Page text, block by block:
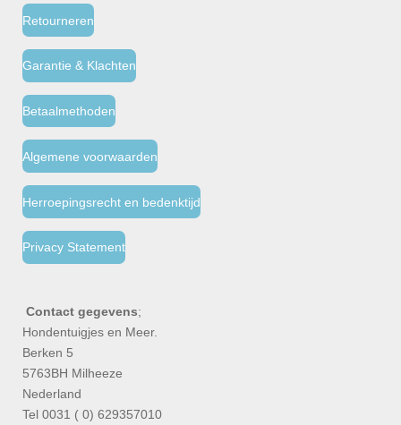
Retourneren
Garantie & Klachten
Betaalmethoden
Algemene voorwaarden
Herroepingsrecht en bedenktijd
Privacy Statement
Contact gegevens;
Hondentuigjes en Meer.
Berken 5
5763BH Milheeze
Nederland
Tel 0031 ( 0) 629357010